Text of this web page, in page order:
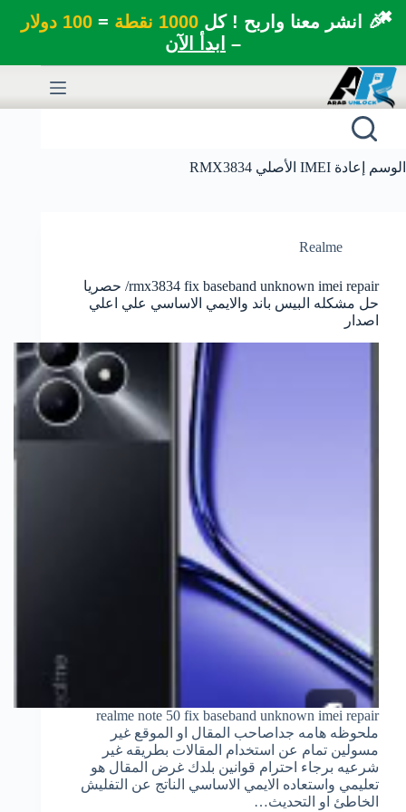
🎉 انشر معنا واربح ! كل1000 نقطة =100 دولار
– ابدأ الآن
✖
التجاوز
إلى
المحتوى
الوسم إعادة IMEI الأصلي RMX3834
Realme
rmx3834 fix baseband unknown imei repair/ حصريا
حل مشكله البيس باند والايمي الاساسي علي اعلي
اصدار
realme note 50 fix baseband unknown imei repair
ملحوظه هامه جداصاحب المقال او الموقع غير
مسولين تمام عن استخدام المقالات بطريقه غير
شرعيه برجاء احترام قوانين بلدك غرض المقال هو
تعليمي واستعاده الايمي الاساسي الناتج عن التفليش
الخاطئ او التحديث…